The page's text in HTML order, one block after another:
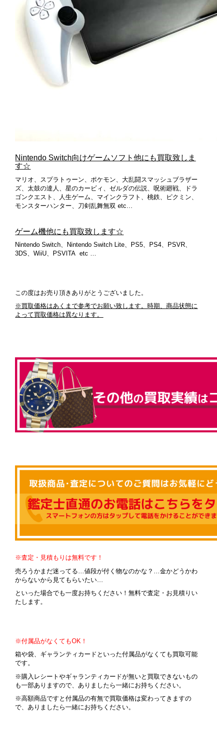
Nintendo Switch向けゲームソフト他にも買取致しま
す☆
マリオ、スプラトゥーン、ポケモン、大乱闘スマッシュブラザー
ズ、太鼓の達人、星のカービィ、ゼルダの伝説、呪術廻戦、ドラ
ゴンクエスト、人生ゲーム、マインクラフト、桃鉄、ピクミン、
モンスターハンター、刀剣乱舞無双 etc…
ゲーム機他にも買取致します☆
Nintendo Switch、Nintendo Switch Lite、PS5、PS4、PSVR、
3DS、WiiU、PSVITA etc …
この度はお売り頂きありがとうございました。
※買取価格はあくまで参考でお願い致します。時期、商品状態に
よって買取価格は異なります。
※査定・見積もりは無料です！
売ろうかまだ迷ってる…値段が付く物なのかな？…金かどうかわ
からないから見てもらいたい…
といった場合でも一度お持ちください！無料で査定・お見積りい
たします。
※付属品がなくてもOK！
箱や袋、ギャランティカードといった付属品がなくても買取可能
です。
※購入レシートやギャランティカードが無いと買取できないもの
も一部ありますので、ありましたら一緒にお持ちください。
※高額商品ですと付属品の有無で買取価格は変わってきますの
で、ありましたら一緒にお持ちください。